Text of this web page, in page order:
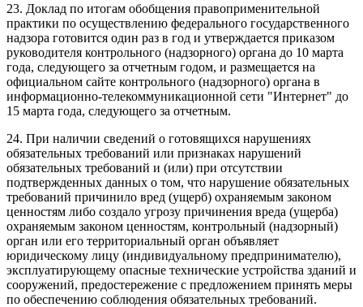
23. Доклад по итогам обобщения правоприменительной
практики по осуществлению федерального государственного
надзора готовится один раз в год и утверждается приказом
руководителя контрольного (надзорного) органа до 10 марта
года, следующего за отчетным годом, и размещается на
официальном сайте контрольного (надзорного) органа в
информационно-телекоммуникационной сети "Интернет" до
15 марта года, следующего за отчетным.
24. При наличии сведений о готовящихся нарушениях
обязательных требований или признаках нарушений
обязательных требований и (или) при отсутствии
подтвержденных данных о том, что нарушение обязательных
требований причинило вред (ущерб) охраняемым законом
ценностям либо создало угрозу причинения вреда (ущерба)
охраняемым законом ценностям, контрольный (надзорный)
орган или его территориальный орган объявляет
юридическому лицу (индивидуальному предпринимателю),
эксплуатирующему опасные технические устройства зданий и
сооружений, предостережение с предложением принять меры
по обеспечению соблюдения обязательных требований.